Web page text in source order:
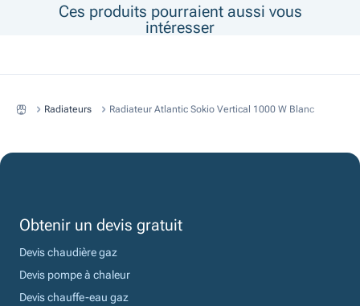
Ces produits pourraient aussi vous
intéresser
Radiateurs Radiateur Atlantic Sokio Vertical 1000 W Blanc
Obtenir un devis gratuit
Devis chaudière gaz
Devis pompe à chaleur
Devis chauffe-eau gaz